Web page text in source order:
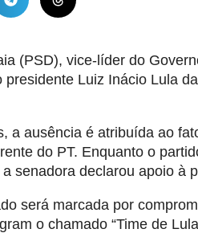
(PSD), vice-líder do
presidente Luiz Inácio Lula
a ausência é atribuída ao
do PT. Enquanto o
senadora declarou apoio à
será marcada por
o chamado “Time de